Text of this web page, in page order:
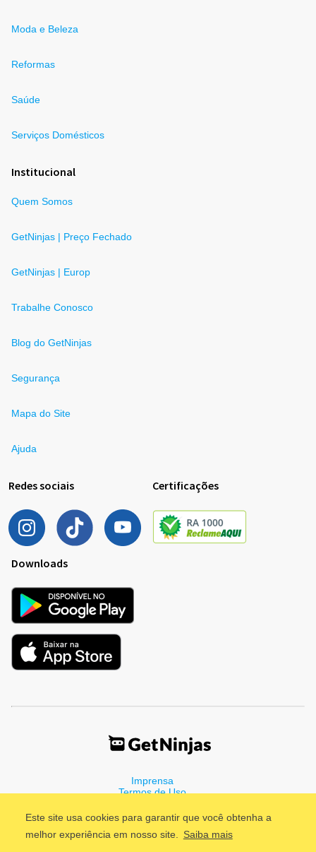
Este site usa cookies para garantir que você obtenha a
melhor experiência em nosso site. Saiba mais
Moda e Beleza
Reformas
Saúde
Serviços Domésticos
Institucional
Quem Somos
GetNinjas | Preço Fechado
GetNinjas | Europ
Trabalhe Conosco
Blog do GetNinjas
Segurança
Mapa do Site
Ajuda
Redes sociais Certificações
Downloads
Imprensa
Termos de Uso